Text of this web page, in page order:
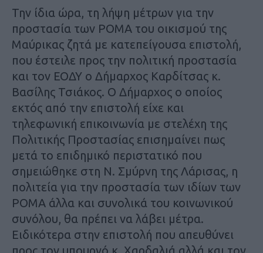
Την ίδια ώρα, τη λήψη μέτρων για την
προστασία των ΡΟΜΑ του οικισμού της
Μαύρικας ζητά με κατεπείγουσα επιστολή,
που έστειλε προς την πολιτική προστασία
και τον ΕΟΔΥ ο Δήμαρχος Καρδίτσας κ.
Βασίλης Τσιάκος. Ο Δήμαρχος ο οποίος
εκτός από την επιστολή είχε και
τηλεφωνική επικοινωνία με στελέχη της
Πολιτικής Προστασίας επισημαίνει πως
μετά το επιδημικό περιστατικό που
σημειώθηκε στη Ν. Σμύρνη της Λάρισας, η
πολιτεία για την προστασία των ιδίων των
ΡΟΜΑ άλλα και συνολικά του κοινωνικού
συνόλου, θα πρέπει να λάβει μέτρα.
Ειδικότερα στην επιστολή που απευθύνει
προς τον υπουργό κ. Χαρδαλιά αλλά και τον